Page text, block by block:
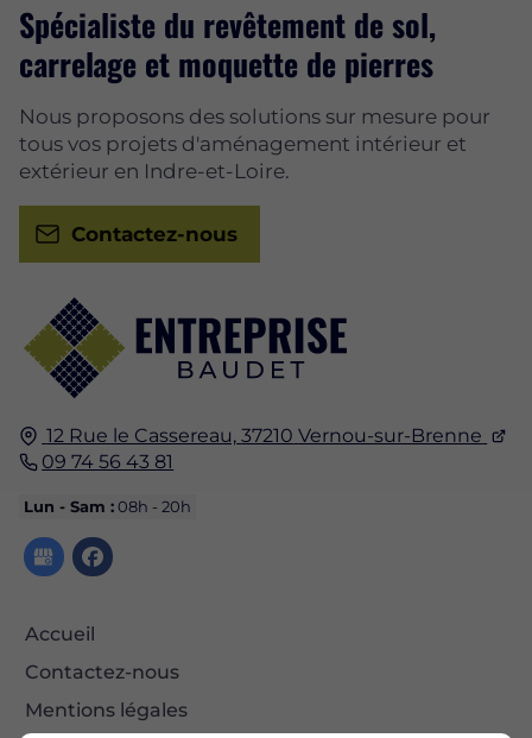
12 Rue le Cassereau, 37210 Vernou-sur-Brenne
09 74 56 43 81
Lun - Sam :08h - 20h
Accueil
Contactez-nous
Mentions légales
Spécialiste du revêtement de sol,
carrelage et moquette de pierres
Nous proposons des solutions sur mesure pour
tous vos projets d'aménagement intérieur et
extérieur en Indre-et-Loire.
Contactez-nous